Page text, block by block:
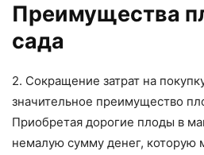
Преимущества
сада
2. Сокращение затрат на
значительное преимущество
Приобретая дорогие плоды в
немалую сумму денег, которую